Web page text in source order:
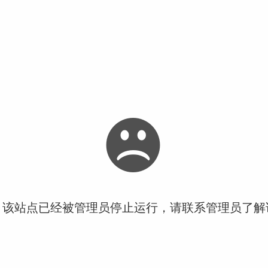
站点已经被管理员停止运行，请联系管理员了